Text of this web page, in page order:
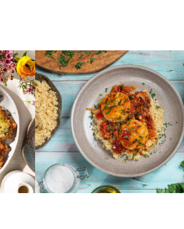
Μπακαλιάρος πλακί
ΨΑΡΙΑ